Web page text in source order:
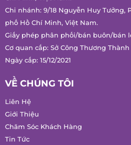
Chi nhánh: 9/18 Nguyễn Huy Tưởng,
phố Hồ Chí Minh, Việt Nam.
Giấy phép phân phối/bán buôn/bán
Cơ quan cấp: Sở Công Thương
Ngày cấp: 15/12/2021
VỀ CHÚNG TÔI
Liên Hệ
Giới Thiệu
Chăm Sóc Khách Hàng
Tin Tức